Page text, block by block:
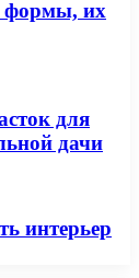
формы, их
для
дачи
интерьер